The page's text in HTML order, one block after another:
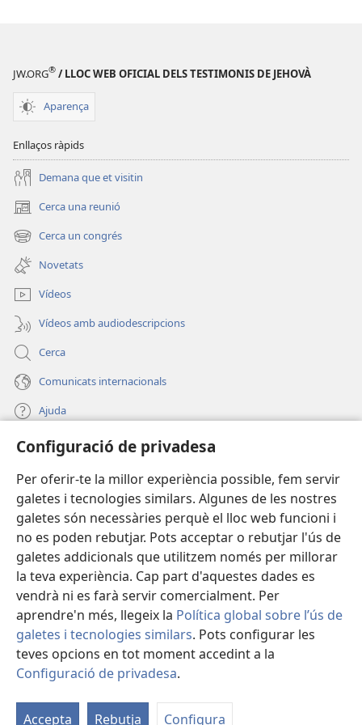
Configuració de privadesa
Per oferir-te la millor experiència possible, fem servir
galetes i tecnologies similars. Algunes de les nostres
galetes són necessàries perquè el lloc web funcioni i
no es poden rebutjar. Pots acceptar o rebutjar l'ús de
galetes addicionals que utilitzem només per millorar
la teva experiència. Cap part d'aquestes dades es
vendrà ni es farà servir comercialment. Per
aprendre'n més, llegeix la Política global sobre l’ús de
galetes i tecnologies similars. Pots configurar les
teves opcions en tot moment accedint a la
Configuració de privadesa.
Accepta Rebutja Configura
Déu»
JW.ORG® / LLOC WEB OFICIAL DELS TESTIMONIS DE JEHOVÀ
Aparença
Enllaços ràpids
Demana que et visitin
Cerca una reunió
(obre
una
finestra
nova)
Cerca un congrés
(obre
una
finestra
nova)
Novetats
Vídeos
Vídeos amb audiodescripcions
Cerca
Comunicats internacionals
Ajuda
Donacions
una
finestra
nova)
BIBLIOTECA EN LÍNIA Watchtower™
(obre
una
finestra
nova)
JW Hub
(obre
una
finestra
nova)
®
Copyright© 2026 Watch Tower Bible and Tract Society of Pennsylvania.
CONDICIONS D'ÚS|POLÍTICA DE PRIVADESA
PRIVADESA